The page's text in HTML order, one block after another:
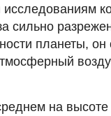
сильно
планеты,
на